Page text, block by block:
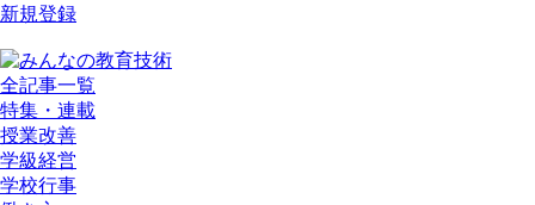
新規登録
全記事一覧
特集・連載
授業改善
学級経営
学校行事